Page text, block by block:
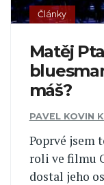
Články
Matěj
máš?
PAVEL KOVIN
Poprvé jsem
roli ve filmu
dostal jeho